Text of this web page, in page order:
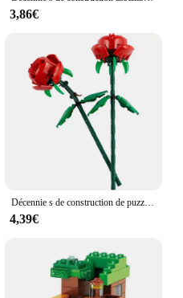
3,86€
Décennie s de construction de puzzle pour enfants, poubelle, tulipes, Narcisse, jouets d'épissage de difficulté élevée, cadeau de fête des mères, offre spéciale, 40460, 40461, 40646
4,39€